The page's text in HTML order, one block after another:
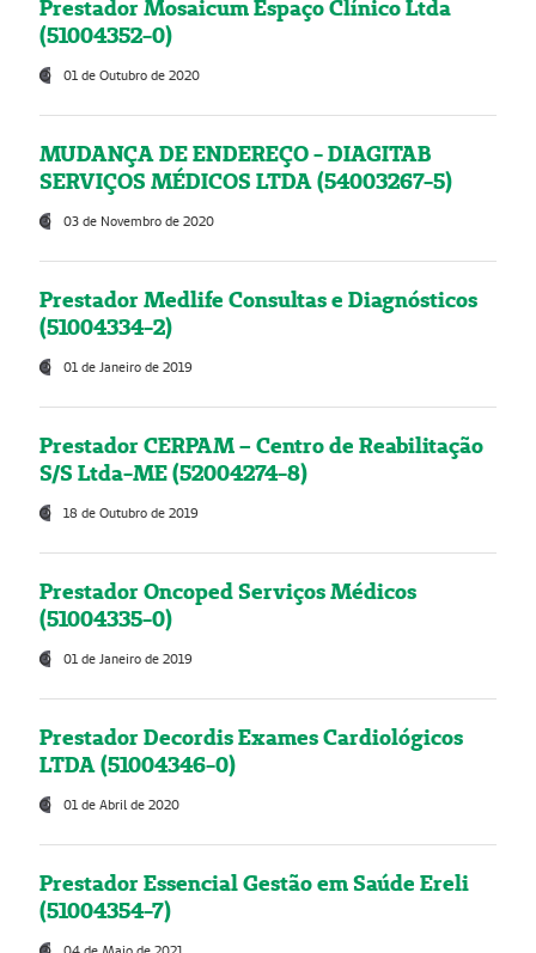
Prestador Mosaicum Espaço Clínico Ltda
(51004352-0)
01 de Outubro de 2020
MUDANÇA DE ENDEREÇO - DIAGITAB
SERVIÇOS MÉDICOS LTDA (54003267-5)
03 de Novembro de 2020
Prestador Medlife Consultas e Diagnósticos
(51004334-2)
01 de Janeiro de 2019
Prestador CERPAM – Centro de Reabilitação
S/S Ltda-ME (52004274-8)
18 de Outubro de 2019
Prestador Oncoped Serviços Médicos
(51004335-0)
01 de Janeiro de 2019
Prestador Decordis Exames Cardiológicos
LTDA (51004346-0)
01 de Abril de 2020
Prestador Essencial Gestão em Saúde Ereli
(51004354-7)